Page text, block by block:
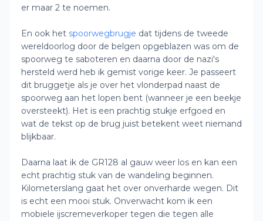
er maar 2 te noemen.
En ook het spoorwegbrugje dat tijdens de tweede
wereldoorlog door de belgen opgeblazen was om de
spoorweg te saboteren en daarna door de nazi's
hersteld werd heb ik gemist vorige keer. Je passeert
dit bruggetje als je over het vlonderpad naast de
spoorweg aan het lopen bent (wanneer je een beekje
oversteekt). Het is een prachtig stukje erfgoed en
wat de tekst op de brug juist betekent weet niemand
blijkbaar.
Daarna laat ik de GR128 al gauw weer los en kan een
echt prachtig stuk van de wandeling beginnen.
Kilometerslang gaat het over onverharde wegen. Dit
is echt een mooi stuk. Onverwacht kom ik een
mobiele ijscremeverkoper tegen die tegen alle